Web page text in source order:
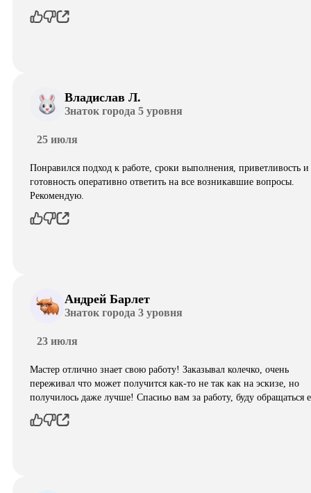
Владислав Л.
Знаток города 5 уровня
25 июля
Понравился подход к работе, сроки выполнения, приветливость и
готовность оперативно ответить на все возникавшие вопросы.
Рекомендую.
Андрей Барлет
Знаток города 3 уровня
23 июля
Мастер отлично знает свою работу! Заказывал колечко, очень
переживал что может получится как-то не так как на эскизе, но
получилось даже лучше! Спасиьо вам за работу, буду обращаться